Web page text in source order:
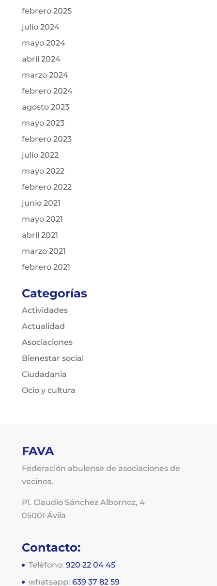
febrero 2025
julio 2024
mayo 2024
abril 2024
marzo 2024
febrero 2024
agosto 2023
mayo 2023
febrero 2023
julio 2022
mayo 2022
febrero 2022
junio 2021
mayo 2021
abril 2021
marzo 2021
febrero 2021
Categorías
Actividades
Actualidad
Asociaciones
Bienestar social
Ciudadania
Ocio y cultura
FAVA
Federación abulense de asociaciones de
vecinos.
Pl. Claudio Sánchez Albornoz, 4
05001 Ávila
Contacto:
Teléfono: 920 22 04 45
whatsapp: 639 37 82 59